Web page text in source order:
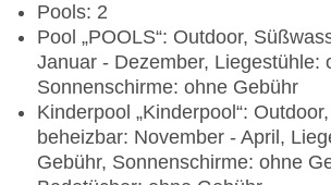
Pools: 2
Pool „POOLS“: Outdoor,
Januar - Dezember, Liegestühle:
Sonnenschirme: ohne Gebühr
Kinderpool „Kinderpool“:
beheizbar: November - April,
Gebühr, Sonnenschirme: ohne